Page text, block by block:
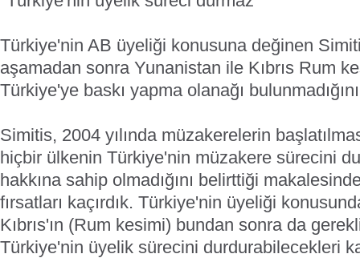
Türkiye'nin AB üyeliği konusuna değinen
aşamadan sonra Yunanistan ile Kıbrıs Rum
Türkiye'ye baskı yapma olanağı
Simitis, 2004 yılında müzakerelerin
hiçbir ülkenin Türkiye'nin müzakere sürecini
hakkına sahip olmadığını belirttiği
fırsatları kaçırdık. Türkiye'nin üyeliği
Kıbrıs'ın (Rum kesimi) bundan sonra da
Türkiye'nin üyelik sürecini durdurabilecekleri